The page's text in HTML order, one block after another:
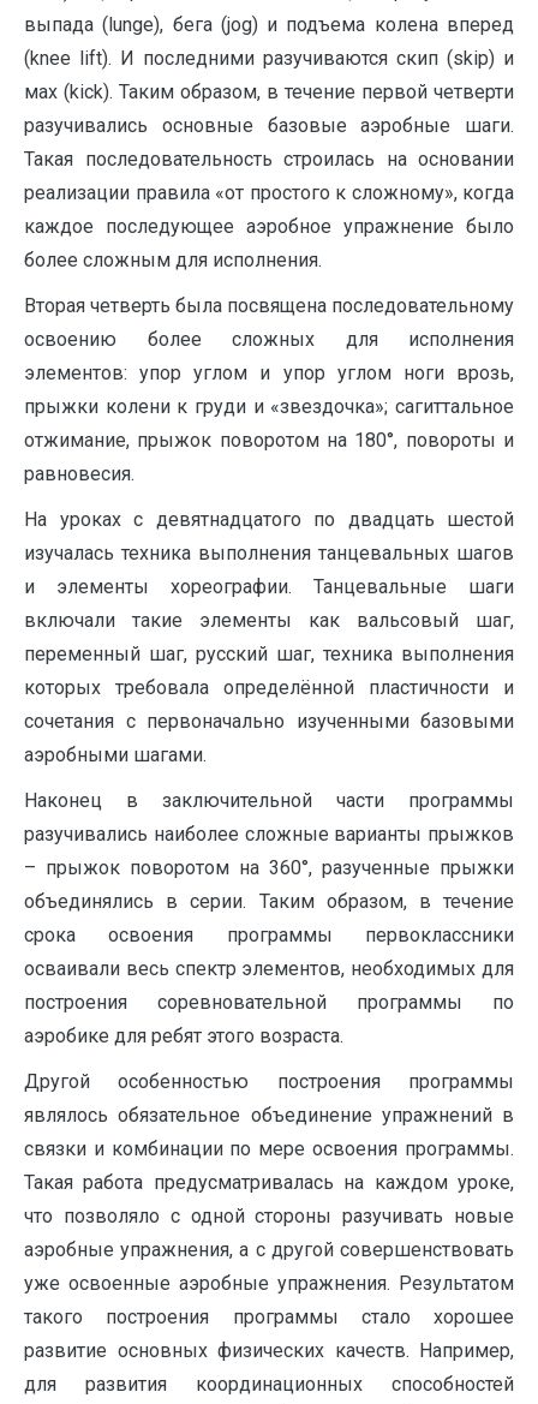
выпада (lunge), бега (jog) и подъема колена вперед
(knee lift). И последними разучиваются скип (skip) и
мах (kick). Таким образом, в течение первой четверти
разучивались основные базовые аэробные шаги.
Такая последовательность строилась на основании
реализации правила «от простого к сложному», когда
каждое последующее аэробное упражнение было
более сложным для исполнения.
Вторая четверть была посвящена последовательному
освоению более сложных для исполнения
элементов: упор углом и упор углом ноги врозь,
прыжки колени к груди и «звездочка»; сагиттальное
отжимание, прыжок поворотом на 180°, повороты и
равновесия.
На уроках с девятнадцатого по двадцать шестой
изучалась техника выполнения танцевальных шагов
и элементы хореографии. Танцевальные шаги
включали такие элементы как вальсовый шаг,
переменный шаг, русский шаг, техника выполнения
которых требовала определённой пластичности и
сочетания с первоначально изученными базовыми
аэробными шагами.
Наконец в заключительной части программы
разучивались наиболее сложные варианты прыжков
– прыжок поворотом на 360°, разученные прыжки
объединялись в серии. Таким образом, в течение
срока освоения программы первоклассники
осваивали весь спектр элементов, необходимых для
построения соревновательной программы по
аэробике для ребят этого возраста.
Другой особенностью построения программы
являлось обязательное объединение упражнений в
связки и комбинации по мере освоения программы.
Такая работа предусматривалась на каждом уроке,
что позволяло с одной стороны разучивать новые
аэробные упражнения, а с другой совершенствовать
уже освоенные аэробные упражнения. Результатом
такого построения программы стало хорошее
развитие основных физических качеств. Например,
для развития координационных способностей